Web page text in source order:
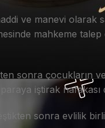
ve manevi olarak
mahkeme
sonra çocukların
iştirak nafakası
sonra evlilik